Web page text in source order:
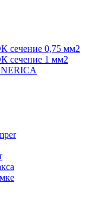
сечение 0,75 мм2
сечение 1 мм2